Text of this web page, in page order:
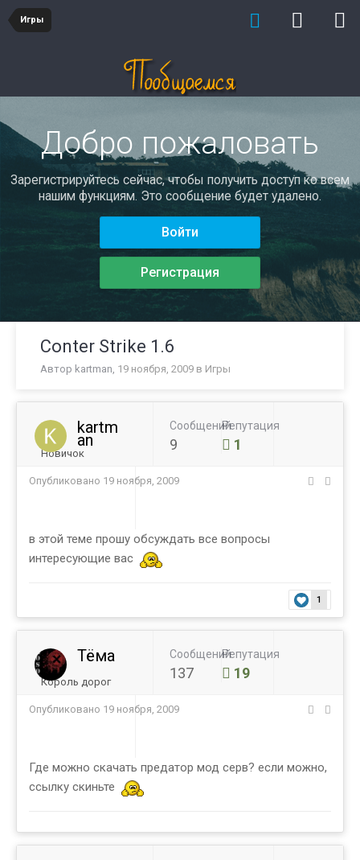
Игры
Добро пожаловать
Зарегистрируйтесь сейчас, чтобы получить доступ ко всем
нашим функциям. Это сообщение будет удалено.
Войти
Регистрация
Conter Strike 1.6
Автор kartman, 19 ноября, 2009 в Игры
kartm
an
Новичок
Сообщений
9
Репутация
1
Опубликовано 19 ноября, 2009
в этой теме прошу обсуждать все вопросы
интересующие вас
1
Тёма
Король дорог
Сообщений
137
Репутация
19
Опубликовано 19 ноября, 2009
Где можно скачать предатор мод серв? если можно,
ссылку скиньте